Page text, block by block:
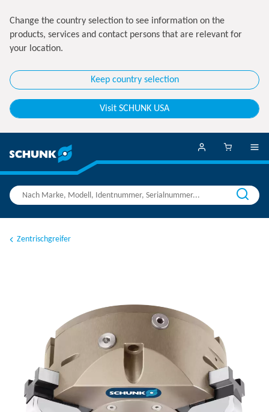
Change the country selection to see information on the
products, services and contact persons that are relevant for
your location.
Keep country selection
Visit SCHUNK USA
Zentrischgreifer